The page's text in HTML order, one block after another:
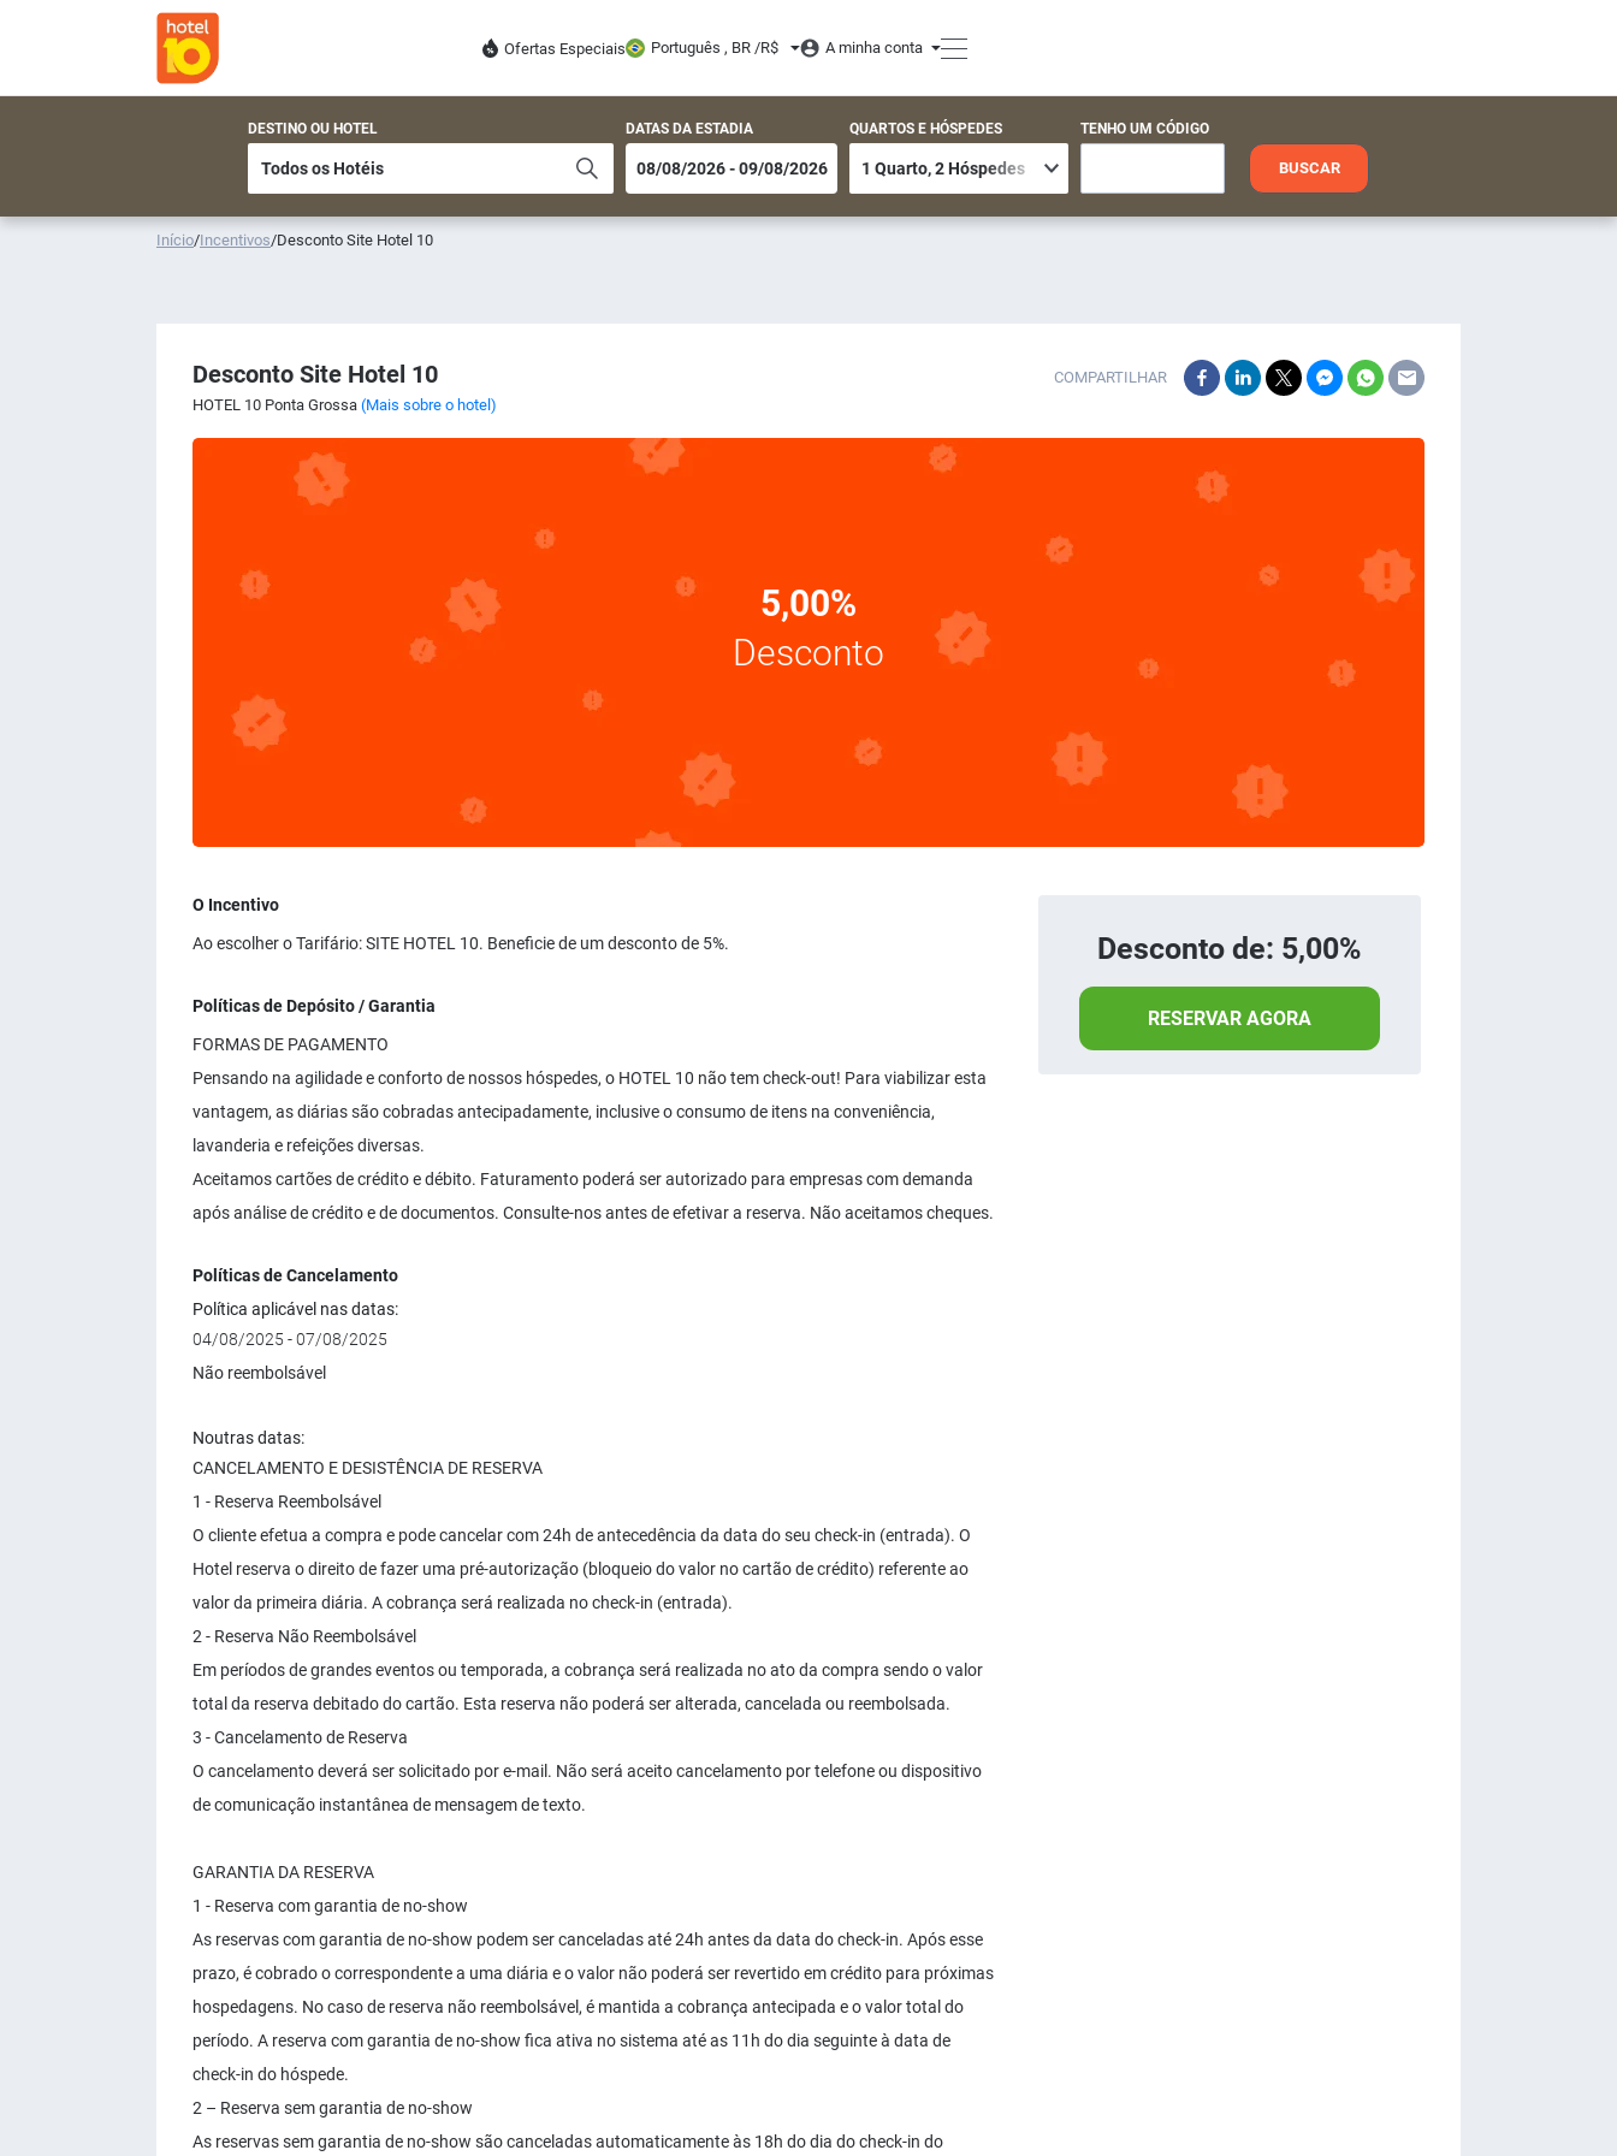
Ofertas Especiais Português , BR /R$ A minha conta
DESTINO OU HOTEL DATAS DA ESTADIA QUARTOS E HÓSPEDES TENHO UM CÓDIGO
BUSCAR
Início/Incentivos/Desconto Site Hotel 10
Desconto Site Hotel 10
HOTEL 10 Ponta Grossa (Mais sobre o hotel)
COMPARTILHAR
5,00%
Desconto
O Incentivo
Ao escolher o Tarifário: SITE HOTEL 10. Beneficie de um desconto de 5%.
Políticas de Depósito / Garantia
FORMAS DE PAGAMENTO
Pensando na agilidade e conforto de nossos hóspedes, o HOTEL 10 não tem check-out! Para viabilizar esta
vantagem, as diárias são cobradas antecipadamente, inclusive o consumo de itens na conveniência,
lavanderia e refeições diversas.
Aceitamos cartões de crédito e débito. Faturamento poderá ser autorizado para empresas com demanda
após análise de crédito e de documentos. Consulte-nos antes de efetivar a reserva. Não aceitamos cheques.
Políticas de Cancelamento
Política aplicável nas datas:
04/08/2025 - 07/08/2025
Não reembolsável
Noutras datas:
CANCELAMENTO E DESISTÊNCIA DE RESERVA
1 - Reserva Reembolsável
O cliente efetua a compra e pode cancelar com 24h de antecedência da data do seu check-in (entrada). O
Hotel reserva o direito de fazer uma pré-autorização (bloqueio do valor no cartão de crédito) referente ao
valor da primeira diária. A cobrança será realizada no check-in (entrada).
2 - Reserva Não Reembolsável
Em períodos de grandes eventos ou temporada, a cobrança será realizada no ato da compra sendo o valor
total da reserva debitado do cartão. Esta reserva não poderá ser alterada, cancelada ou reembolsada.
3 - Cancelamento de Reserva
O cancelamento deverá ser solicitado por e-mail. Não será aceito cancelamento por telefone ou dispositivo
de comunicação instantânea de mensagem de texto.
GARANTIA DA RESERVA
1 - Reserva com garantia de no-show
As reservas com garantia de no-show podem ser canceladas até 24h antes da data do check-in. Após esse
prazo, é cobrado o correspondente a uma diária e o valor não poderá ser revertido em crédito para próximas
hospedagens. No caso de reserva não reembolsável, é mantida a cobrança antecipada e o valor total do
período. A reserva com garantia de no-show fica ativa no sistema até as 11h do dia seguinte à data de
check-in do hóspede.
2 – Reserva sem garantia de no-show
As reservas sem garantia de no-show são canceladas automaticamente às 18h do dia do check-in do
Desconto de: 5,00%
RESERVAR AGORA